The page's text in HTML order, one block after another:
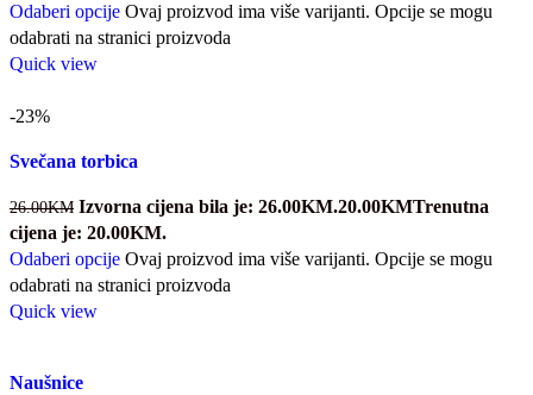
Odaberi opcije Ovaj proizvod ima više varijanti. Opcije se mogu
odabrati na stranici proizvoda
Quick view
-23%
Svečana torbica
26.00KM Izvorna cijena bila je: 26.00KM.20.00KMTrenutna
cijena je: 20.00KM.
Odaberi opcije Ovaj proizvod ima više varijanti. Opcije se mogu
odabrati na stranici proizvoda
Quick view
Naušnice